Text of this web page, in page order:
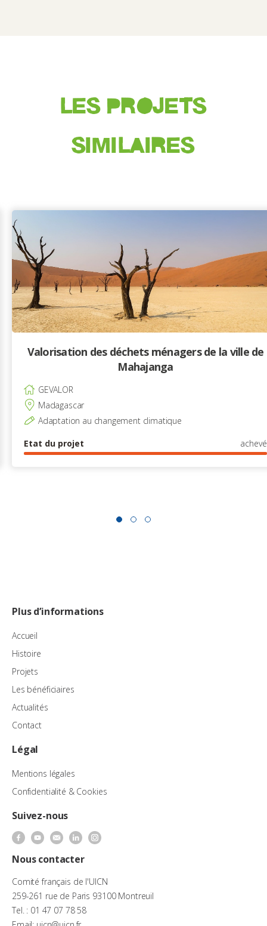
LES PROJETS
SIMILAIRES
Valorisation des déchets ménagers de la ville de
Mahajanga
GEVALOR
Madagascar
Adaptation au changement climatique
Etat du projet
achevé
Plus d’informations
Accueil
Histoire
Projets
Les bénéficiaires
Actualités
Contact
Légal
Mentions légales
Confidentialité & Cookies
Suivez-nous
Nous contacter
Comité français de l'UICN
259-261 rue de Paris 93100 Montreuil
Tel. : 01 47 07 78 58